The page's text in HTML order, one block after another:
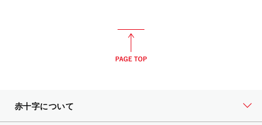
赤十字について